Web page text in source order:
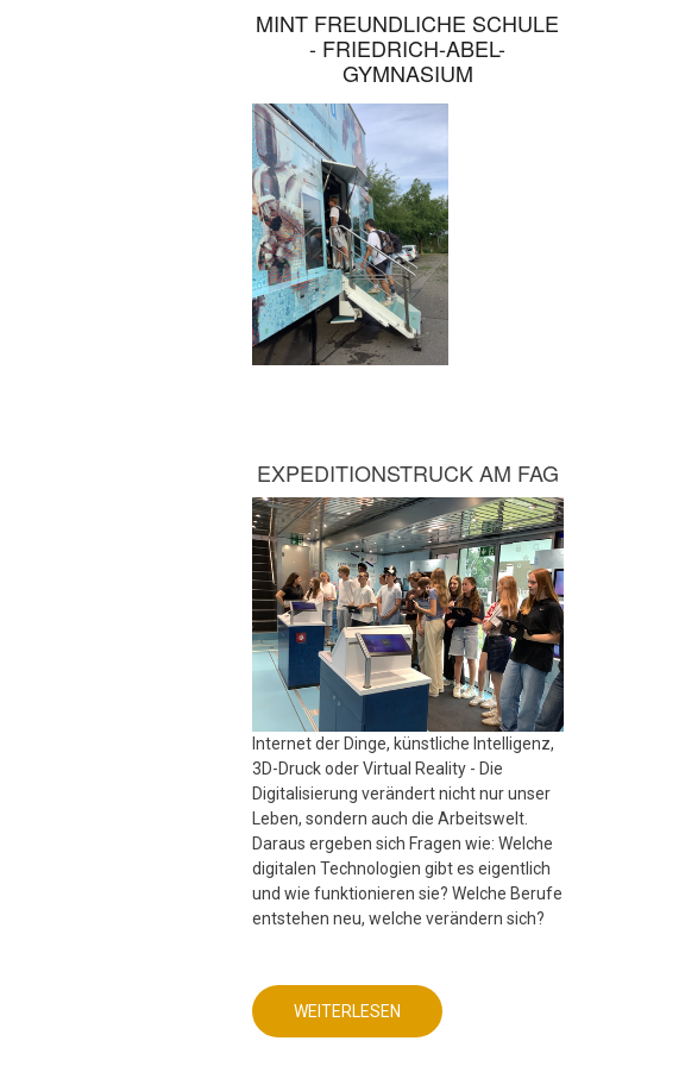
MINT FREUNDLICHE SCHULE
- FRIEDRICH-ABEL-
GYMNASIUM
EXPEDITIONSTRUCK AM FAG
Internet der Dinge, künstliche Intelligenz,
3D-Druck oder Virtual Reality - Die
Digitalisierung verändert nicht nur unser
Leben, sondern auch die Arbeitswelt.
Daraus ergeben sich Fragen wie: Welche
digitalen Technologien gibt es eigentlich
und wie funktionieren sie? Welche Berufe
entstehen neu, welche verändern sich?
WEITERLESEN ÜBER
MINT